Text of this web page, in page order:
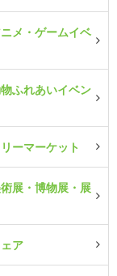
メ・ゲームイベ
ふれあいイベン
ーマーケット
展・博物展・展
ア